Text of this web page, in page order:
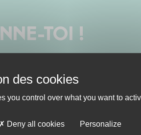
TOI !
AU PROGRAMME
you control over what you want to
Deny all cookies Personalize